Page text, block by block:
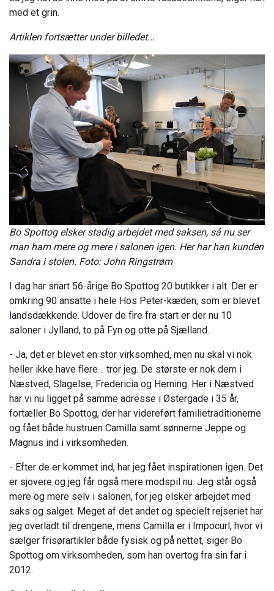
med et grin.
Artiklen fortsætter under billedet...
Bo Spottog elsker stadig arbejdet med saksen, så nu ser
man ham mere og mere i salonen igen. Her har han kunden
Sandra i stolen. Foto: John Ringstrøm
I dag har snart 56-årige Bo Spottog 20 butikker i alt. Der er
omkring 90 ansatte i hele Hos Peter-kæden, som er blevet
landsdækkende. Udover de fire fra start er der nu 10
saloner i Jylland, to på Fyn og otte på Sjælland.
- Ja, det er blevet en stor virksomhed, men nu skal vi nok
heller ikke have flere… tror jeg. De største er nok dem i
Næstved, Slagelse, Fredericia og Herning. Her i Næstved
har vi nu ligget på samme adresse i Østergade i 35 år,
fortæller Bo Spottog, der har videreført familietraditionerne
og fået både hustruen Camilla samt sønnerne Jeppe og
Magnus ind i virksomheden.
- Efter de er kommet ind, har jeg fået inspirationen igen. Det
er sjovere og jeg får også mere modspil nu. Jeg står også
mere og mere selv i salonen, for jeg elsker arbejdet med
saks og salget. Meget af det andet og specielt rejseriet har
jeg overladt til drengene, mens Camilla er i Impocurl, hvor vi
sælger frisørartikler både fysisk og på nettet, siger Bo
Spottog om virksomheden, som han overtog fra sin far i
2012.